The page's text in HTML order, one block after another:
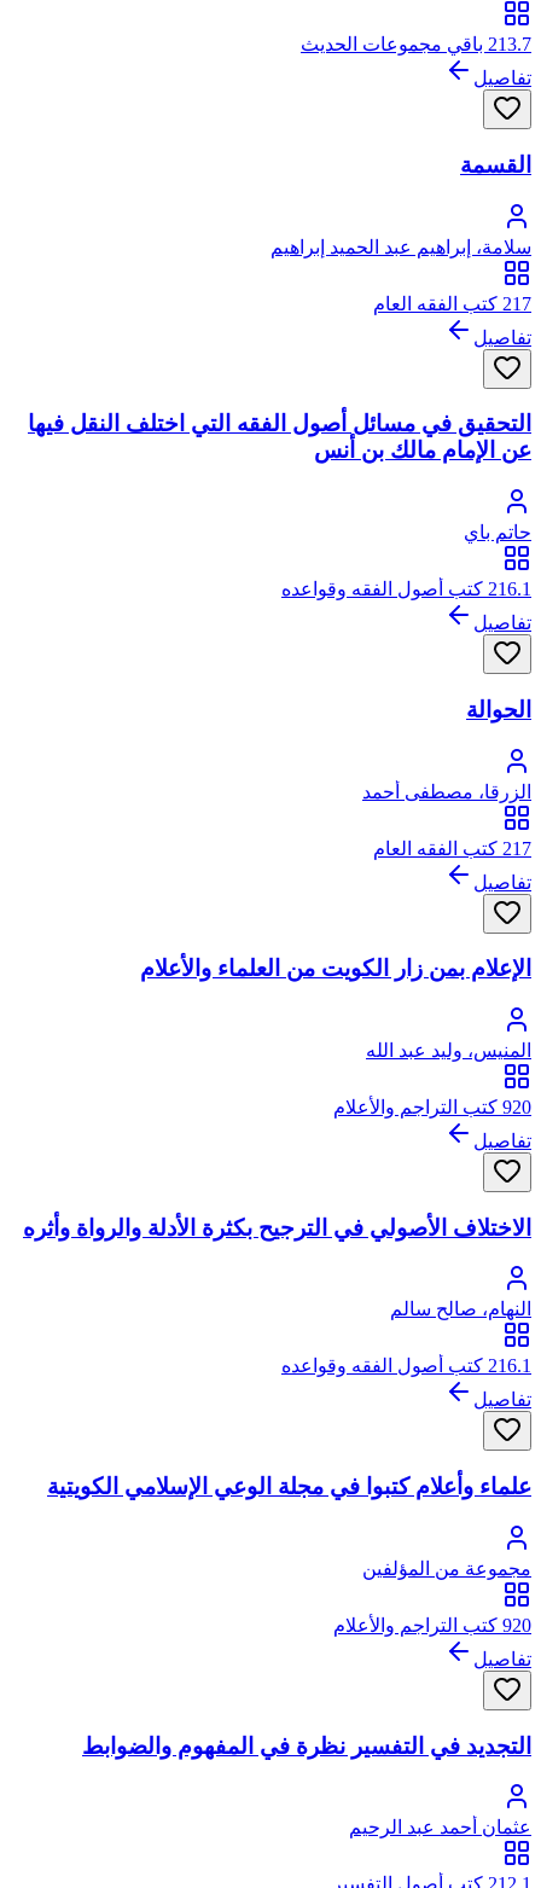
213.7 باقي مجموعات الحديث
تفاصيل
القسمة
سلامة، إبراهيم عبد الحميد إبراهيم
217 كتب الفقه العام
تفاصيل
التحقيق في مسائل أصول الفقه التي اختلف النقل فيها
عن الإمام مالك بن أنس
حاتم باي
216.1 كتب أصول الفقه وقواعده
تفاصيل
الحوالة
الزرقا، مصطفى أحمد
217 كتب الفقه العام
تفاصيل
الإعلام بمن زار الكويت من العلماء والأعلام
المنيس، وليد عبد الله
920 كتب التراجم والأعلام
تفاصيل
الاختلاف الأصولي في الترجيح بكثرة الأدلة والرواة وأثره
النهام، صالح سالم
216.1 كتب أصول الفقه وقواعده
تفاصيل
علماء وأعلام كتبوا في مجلة الوعي الإسلامي الكويتية
مجموعة من المؤلفين
920 كتب التراجم والأعلام
تفاصيل
التجديد في التفسير نظرة في المفهوم والضوابط
عثمان أحمد عبد الرحيم